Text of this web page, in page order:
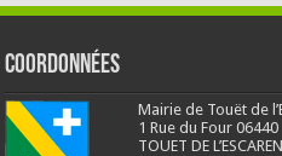
Coordonnées
Mairie de Touët de
1 Rue du Four 06440
TOUET DE